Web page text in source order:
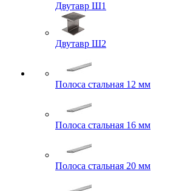
Двутавр Ш1
Двутавр Ш2
Полоса стальная 12 мм
Полоса стальная 16 мм
Полоса стальная 20 мм